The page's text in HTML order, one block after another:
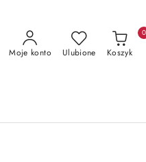
Moje konto Ulubione Koszyk
0